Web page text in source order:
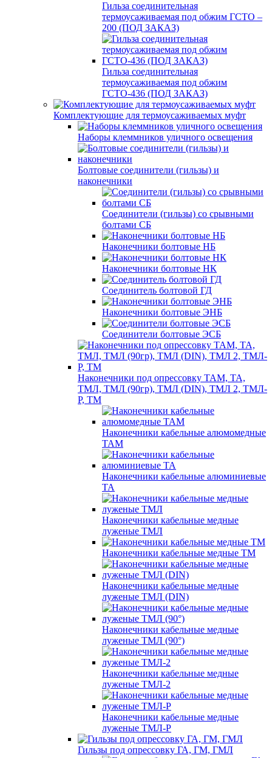
Гильза соединительная
термоусаживаемая под обжим ГСТО –
200 (ПОД ЗАКАЗ)
Гильза соединительная
термоусаживаемая под обжим
ГСТО-436 (ПОД ЗАКАЗ)
Комплектующие для термоусаживаемых муфт
Наборы клеммников уличного освещения
Болтовые соединители (гильзы) и
наконечники
Соединители (гильзы) со срывными
болтами СБ
Наконечники болтовые НБ
Наконечники болтовые НК
Соединитель болтовой ГД
Наконечники болтовые ЭНБ
Соединители болтовые ЭСБ
Наконечники под опрессовку ТАМ, ТА,
ТМЛ, ТМЛ (90гр), ТМЛ (DIN), ТМЛ 2, ТМЛ-
Р, ТМ
Наконечники кабельные алюмомедные
ТАМ
Наконечники кабельные алюминиевые
ТА
Наконечники кабельные медные
луженые ТМЛ
Наконечники кабельные медные ТМ
Наконечники кабельные медные
луженые ТМЛ (DIN)
Наконечники кабельные медные
луженые ТМЛ (90°)
Наконечники кабельные медные
луженые ТМЛ-2
Наконечники кабельные медные
луженые ТМЛ-Р
Гильзы под опрессовку ГА, ГМ, ГМЛ